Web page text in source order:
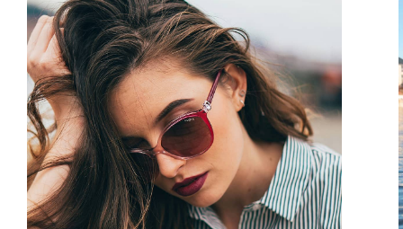
Autres
Sexe:
Pour femmes
Catégorie:
Lunettes de soleil
Marque:
Vogue
Utilisation:
Mode
Code:
0VO 4002S 934S13